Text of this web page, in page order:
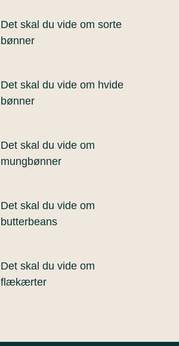
Det skal du vide om sorte
bønner
Det skal du vide om hvide
bønner
Det skal du vide om
mungbønner
Det skal du vide om
butterbeans
Det skal du vide om
flækærter